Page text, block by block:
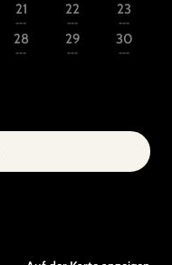
21
---
22
---
23
---
28
---
29
---
30
---